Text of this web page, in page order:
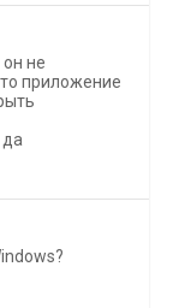
не
приложение
да